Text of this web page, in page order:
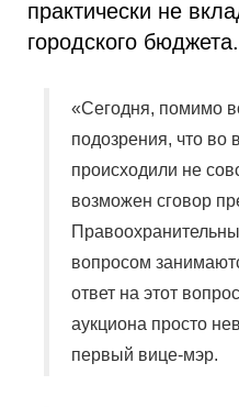
практически не
городского бюджета.
«Сегодня, помимо
подозрения, что во
происходили не
возможен сговор
вопросом
ответ на этот
аукциона просто
первый вице-мэр.